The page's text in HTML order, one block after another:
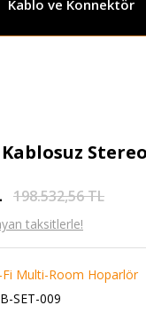
Kablo ve Konnektör
198.532,56 TL
taksitlerle!
Fi Multi-Room Hoparlör
SET-009